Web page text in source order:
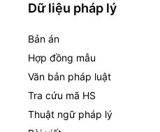
Dữ liệu pháp lý
Bản án
Hợp đồng mẫu
Văn bản pháp luật
Tra cứu mã HS
Thuật ngữ pháp lý